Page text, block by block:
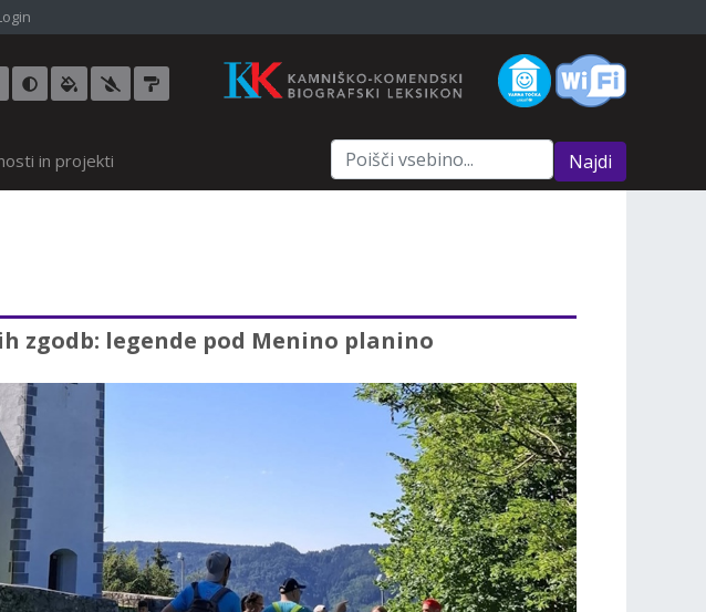
in projekti Najdi
zgodb: legende pod Menino planino